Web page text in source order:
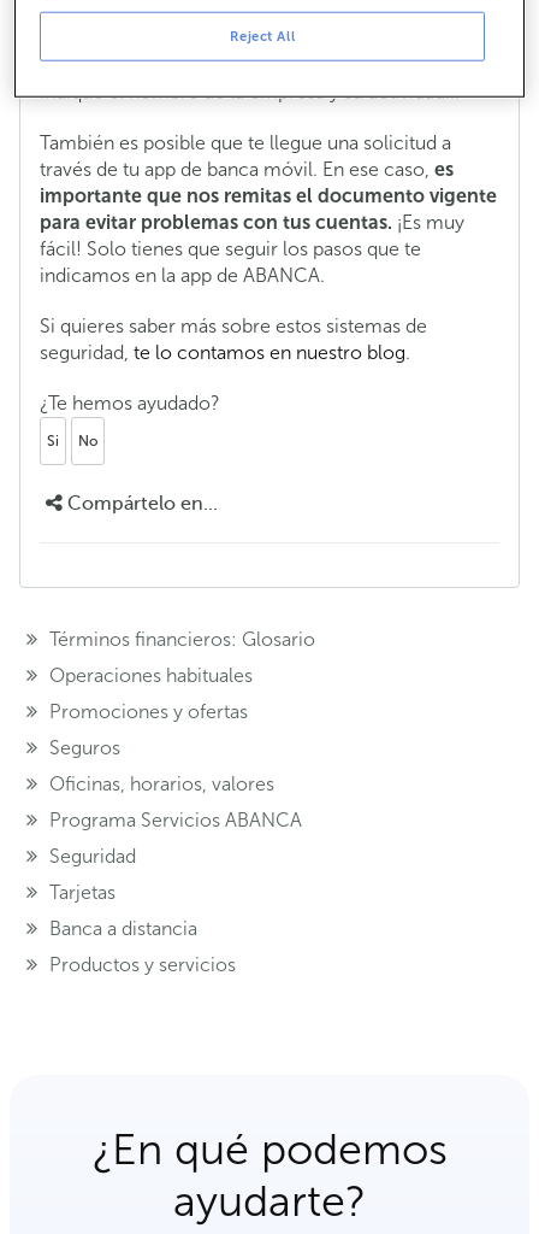
que justifique tu actividad laboral.Como por
ejemplo una nómina, la vida laboral de la Seguridad
Social, una copia de la página de IRPF donde se
indique el nombre de la empresa y su actividad...
También es posible que te llegue una solicitud a
través de tu app de banca móvil. En ese caso, es
importante que nos remitas el documento vigente
para evitar problemas con tus cuentas. ¡Es muy
fácil! Solo tienes que seguir los pasos que te
indicamos en la app de ABANCA.
Si quieres saber más sobre estos sistemas de
seguridad, te lo contamos en nuestro blog.
¿Te hemos ayudado?
Si No
Compártelo en...
Términos financieros: Glosario
Operaciones habituales
Promociones y ofertas
Seguros
Oficinas, horarios, valores
Programa Servicios ABANCA
Seguridad
Tarjetas
Banca a distancia
Productos y servicios
¿En qué podemos
ayudarte?
Reject All